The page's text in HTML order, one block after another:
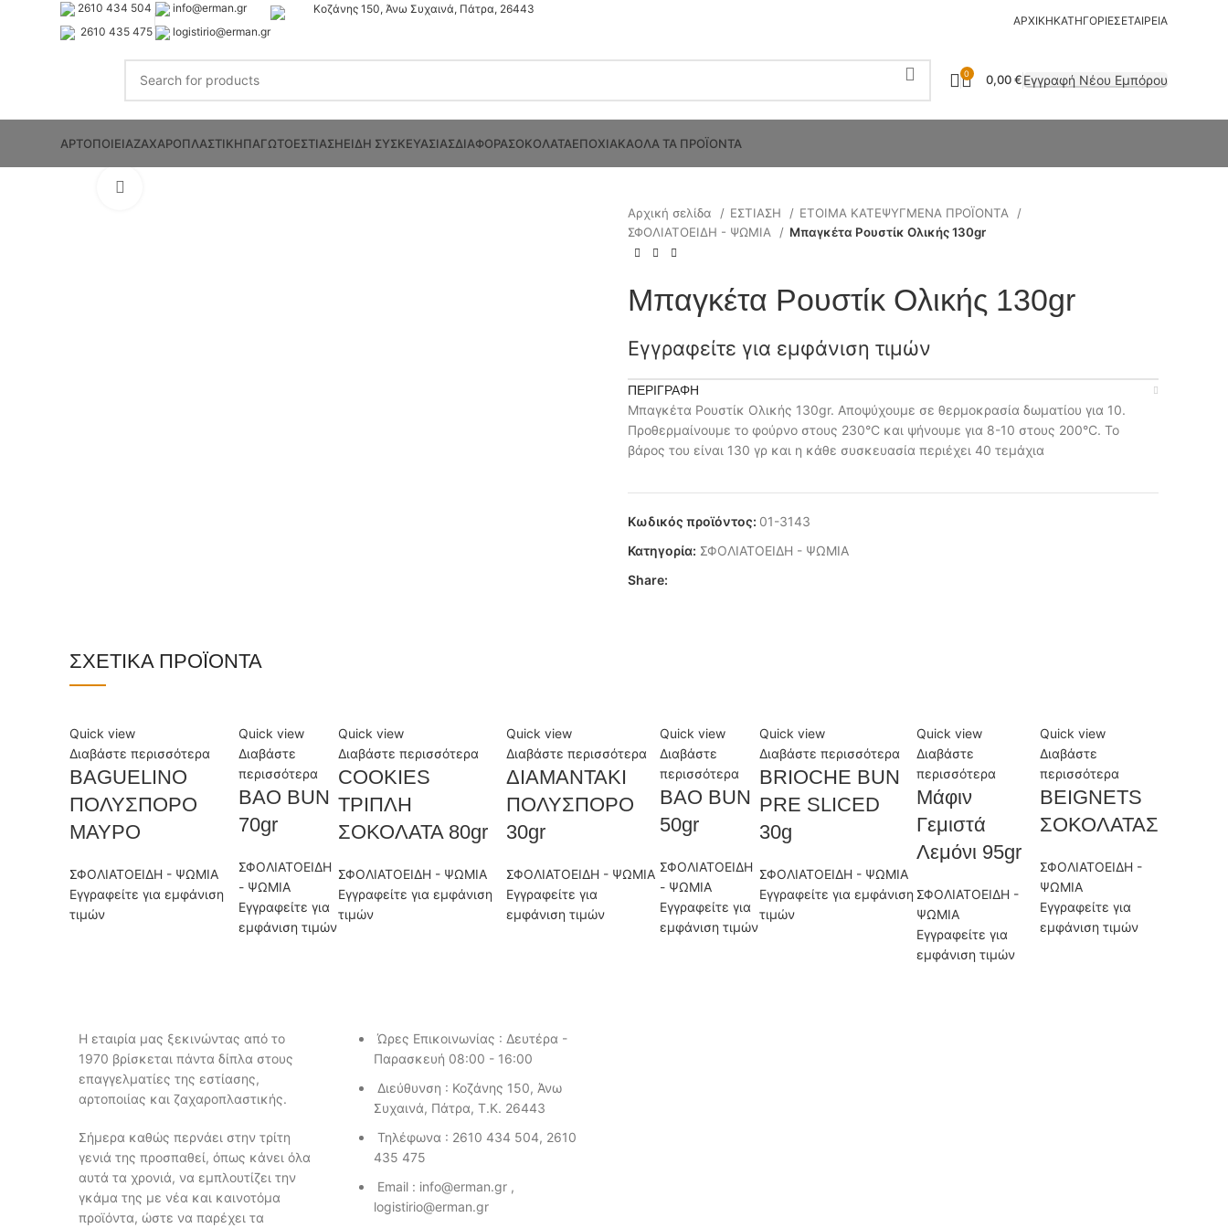
2610 434 504
2610 435 475
info@erman.gr
logistirio@erman.gr
Κοζάνης 150, Άνω Συχαινά, Πάτρα, 26443
ΑΡΧΙΚΗΚΑΤΗΓΟΡΙΕΣΕΤΑΙΡΕΙΑ
0 0,00€Εγγραφή Νέου Εμπόρου
ΑΡΤΟΠΟΙΕΙΑΖΑΧΑΡΟΠΛΑΣΤΙΚΗΠΑΓΩΤΟΕΣΤΙΑΣΗΕΙΔΗ ΣΥΣΚΕΥΑΣΙΑΣΔΙΑΦΟΡΑΣΟΚΟΛΑΤΑΕΠΟΧΙΑΚΑΟΛΑ ΤΑ ΠΡΟΪΟΝΤΑ
Αρχική σελίδα
ΕΣΤΙΑΣΗ
ΕΤΟΙΜΑ ΚΑΤΕΨΥΓΜΕΝΑ ΠΡΟΪΟΝΤΑ
ΣΦΟΛΙΑΤΟΕΙΔΗ - ΨΩΜΙΑ
Μπαγκέτα Ρουστίκ Ολικής 130gr
Μπαγκέτα Ρουστίκ Ολικής 130gr
Εγγραφείτε για εμφάνιση τιμών
ΠΕΡΙΓΡΑΦΉ
Μπαγκέτα Ρουστίκ Ολικής 130gr. Αποψύχουμε σε θερμοκρασία δωματίου για 10.
Προθερμαίνουμε το φούρνο στους 230°C και ψήνουμε για 8-10 στους 200°C. Το
βάρος του είναι 130 γρ και η κάθε συσκευασία περιέχει 40 τεμάχια
Κωδικός προϊόντος: 01-3143
Κατηγορία: ΣΦΟΛΙΑΤΟΕΙΔΗ - ΨΩΜΙΑ
Share:
ΣΧΕΤΙΚΆ ΠΡΟΪΌΝΤΑ
Quick view
Διαβάστε περισσότερα
BAGUELINO
ΠΟΛΥΣΠΟΡΟ
ΜΑΥΡΟ
ΣΦΟΛΙΑΤΟΕΙΔΗ - ΨΩΜΙΑ
Εγγραφείτε για εμφάνιση
τιμών
Quick view
Διαβάστε
περισσότερα
BAO BUN
70gr
ΣΦΟΛΙΑΤΟΕΙΔΗ
- ΨΩΜΙΑ
Εγγραφείτε για
εμφάνιση τιμών
Quick view
Διαβάστε περισσότερα
COOKIES
ΤΡΙΠΛΗ
ΣΟΚΟΛΑΤΑ 80gr
ΣΦΟΛΙΑΤΟΕΙΔΗ - ΨΩΜΙΑ
Εγγραφείτε για εμφάνιση
τιμών
Quick view
Διαβάστε περισσότερα
ΔΙΑΜΑΝΤΑΚΙ
ΠΟΛΥΣΠΟΡΟ
30gr
ΣΦΟΛΙΑΤΟΕΙΔΗ - ΨΩΜΙΑ
Εγγραφείτε για
εμφάνιση τιμών
Quick view
Διαβάστε
περισσότερα
BAO BUN
50gr
ΣΦΟΛΙΑΤΟΕΙΔΗ
- ΨΩΜΙΑ
Εγγραφείτε για
εμφάνιση τιμών
Quick view
Διαβάστε περισσότερα
BRIOCHE BUN
PRE SLICED
30g
ΣΦΟΛΙΑΤΟΕΙΔΗ - ΨΩΜΙΑ
Εγγραφείτε για εμφάνιση
τιμών
Quick view
Διαβάστε
περισσότερα
Μάφιν
Γεμιστά
Λεμόνι 95gr
ΣΦΟΛΙΑΤΟΕΙΔΗ -
ΨΩΜΙΑ
Εγγραφείτε για
εμφάνιση τιμών
Quick view
Διαβάστε
περισσότερα
BEIGNETS
ΣΟΚΟΛΑΤΑΣ
ΣΦΟΛΙΑΤΟΕΙΔΗ -
ΨΩΜΙΑ
Εγγραφείτε για
εμφάνιση τιμών
Η εταιρία μας ξεκινώντας από το
1970 βρίσκεται πάντα δίπλα στους
επαγγελματίες της εστίασης,
αρτοποιίας και ζαχαροπλαστικής.
Σήμερα καθώς περνάει στην τρίτη
γενιά της προσπαθεί, όπως κάνει όλα
αυτά τα χρονιά, να εμπλουτίζει την
γκάμα της με νέα και καινοτόμα
προϊόντα, ώστε να παρέχει τα
Ώρες Επικοινωνίας : Δευτέρα -
Παρασκευή 08:00 - 16:00
Διεύθυνση : Κοζάνης 150, Άνω
Συχαινά, Πάτρα, Τ.Κ. 26443
Τηλέφωνα : 2610 434 504, 2610
435 475
Email : info@erman.gr ,
logistirio@erman.gr